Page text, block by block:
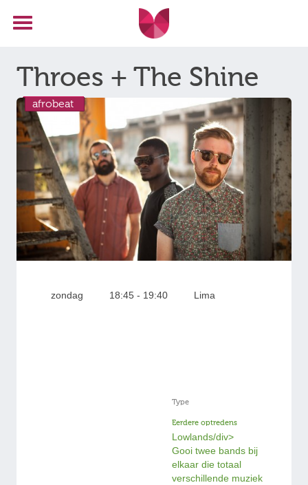
Throes + The Shine
afrobeat
zondag 18:45 - 19:40 Lima
Type
Eerdere optredens
Lowlands/div>
Gooi twee bands bij
elkaar die totaal
verschillende muziek